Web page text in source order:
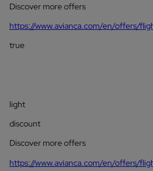
Discover more offers
https://www.avianca.com/en/offers/
true
light
discount
Discover more offers
https://www.avianca.com/en/offers/